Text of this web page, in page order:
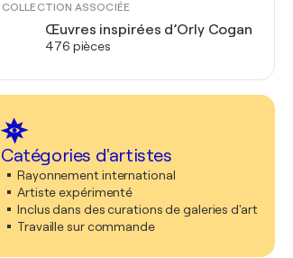
COLLECTION ASSOCIÉE
Œuvres inspirées d’Orly Cogan
476 pièces
Catégories d'artistes
Rayonnement international
Artiste expérimenté
Inclus dans des curations de galeries d'art
Travaille sur commande